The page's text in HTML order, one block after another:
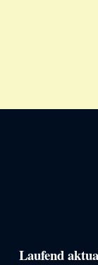
Haupt-
Laufend